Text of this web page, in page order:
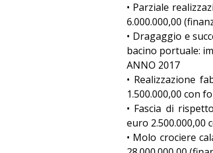
• Parziale
6.000.000,00
• Dragaggio e
bacino portuale:
ANNO 2017
• Realizzazione
1.500.000,00 con
• Fascia di
euro 2.500.000,00
• Molo crociere